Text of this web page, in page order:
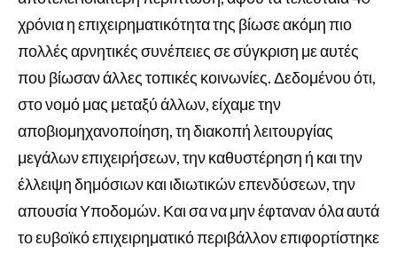
χρόνια η επιχειρηματικότητα της βίωσε ακόμη πιο
πολλές αρνητικές συνέπειες σε σύγκριση με αυτές
που βίωσαν άλλες τοπικές κοινωνίες. Δεδομένου ότι,
στο νομό μας μεταξύ άλλων, είχαμε την
αποβιομηχανοποίηση, τη διακοπή λειτουργίας
μεγάλων επιχειρήσεων, την καθυστέρηση ή και την
έλλειψη δημόσιων και ιδιωτικών επενδύσεων, την
απουσία Υποδομών. Και σα να μην έφταναν όλα αυτά
το ευβοϊκό επιχειρηματικό περιβάλλον επιφορτίστηκε